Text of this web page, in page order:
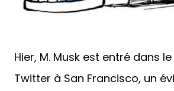
Hier, M. Musk est entré dans
Twitter à San Francisco, un